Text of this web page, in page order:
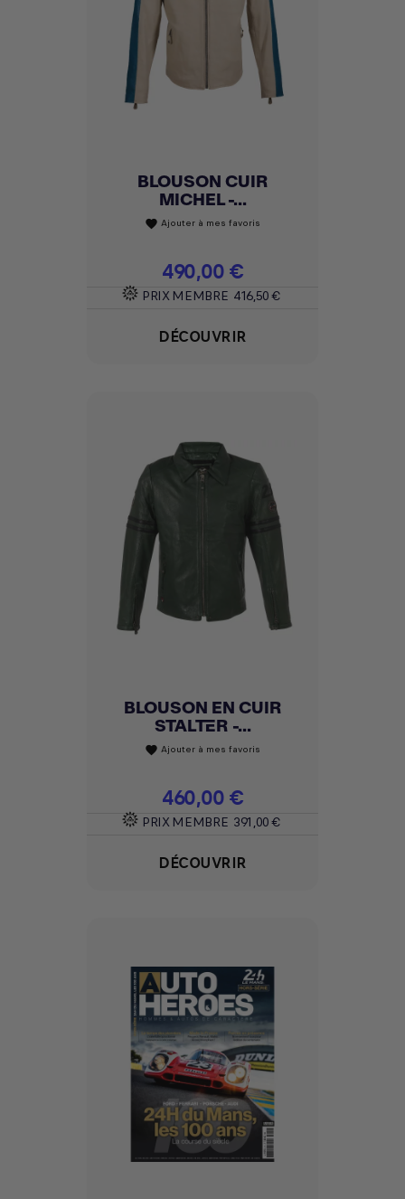
BLOUSON CUIR
MICHEL -...
favorite Ajouter à mes favoris
Prix
490,00 €
PRIX MEMBRE 416,50 €
DÉCOUVRIR
BLOUSON EN CUIR
STALTER -...
favorite Ajouter à mes favoris
Prix
460,00 €
PRIX MEMBRE 391,00 €
DÉCOUVRIR